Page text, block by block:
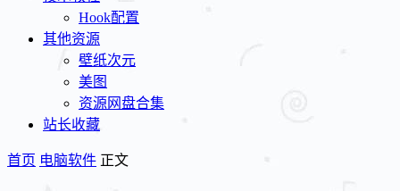
Hook配置
其他资源
壁纸次元
美图
资源网盘合集
站长收藏
首页 电脑软件 正文